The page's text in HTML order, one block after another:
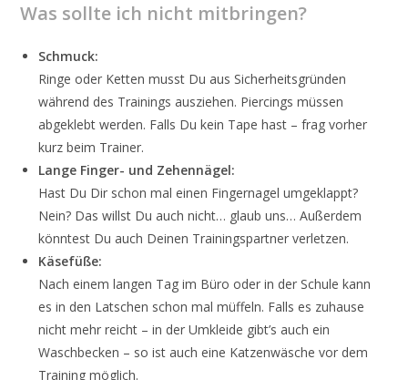
Was sollte ich nicht mitbringen?
Schmuck:
Ringe oder Ketten musst Du aus Sicherheitsgründen
während des Trainings ausziehen. Piercings müssen
abgeklebt werden. Falls Du kein Tape hast – frag vorher
kurz beim Trainer.
Lange Finger- und Zehennägel:
Hast Du Dir schon mal einen Fingernagel umgeklappt?
Nein? Das willst Du auch nicht… glaub uns… Außerdem
könntest Du auch Deinen Trainingspartner verletzen.
Käsefüße:
Nach einem langen Tag im Büro oder in der Schule kann
es in den Latschen schon mal müffeln. Falls es zuhause
nicht mehr reicht – in der Umkleide gibt’s auch ein
Waschbecken – so ist auch eine Katzenwäsche vor dem
Training möglich.